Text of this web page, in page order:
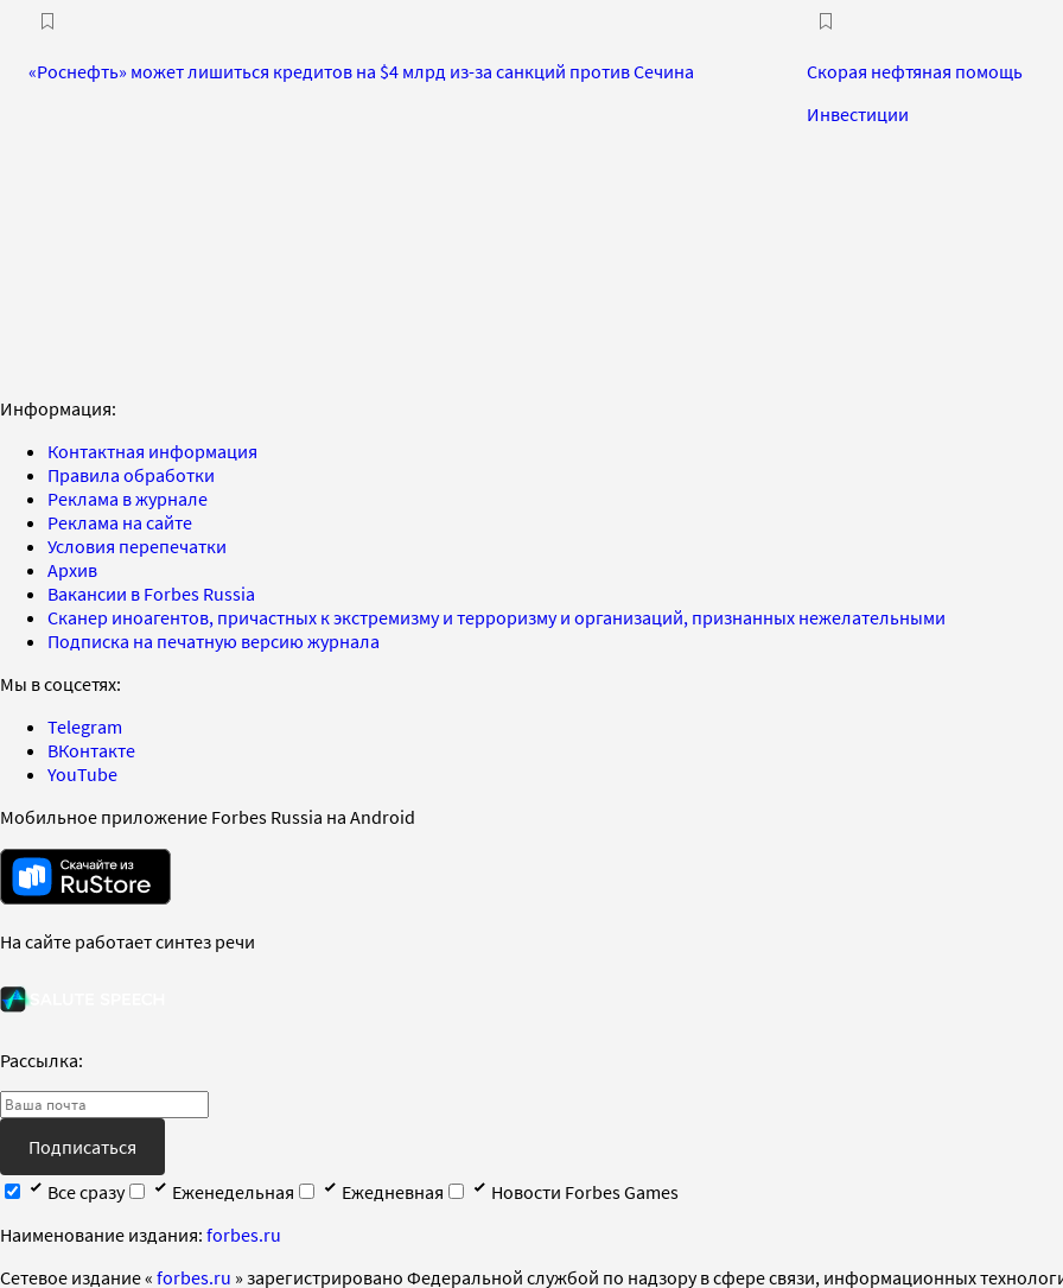
«Роснефть» может лишиться кредитов на $4 млрд из-за санкций против Сечина
Скорая нефтяная помощь
Инвестиции
Информация:
Контактная информация
Правила обработки
Реклама в журнале
Реклама на сайте
Условия перепечатки
Архив
Вакансии в Forbes Russia
Сканер иноагентов, причастных к экстремизму и терроризму и организаций, признанных нежелательными
Подписка на печатную версию журнала
Мы в соцсетях:
Telegram
ВКонтакте
YouTube
Мобильное приложение Forbes Russia на Android
На сайте работает синтез речи
Рассылка:
Подписаться
Все сразу
Еженедельная Ежедневная
Новости Forbes Games
Наименование издания: forbes.ru
Cетевое издание « forbes.ru » зарегистрировано Федеральной службой по надзору в сфере связи, информационных